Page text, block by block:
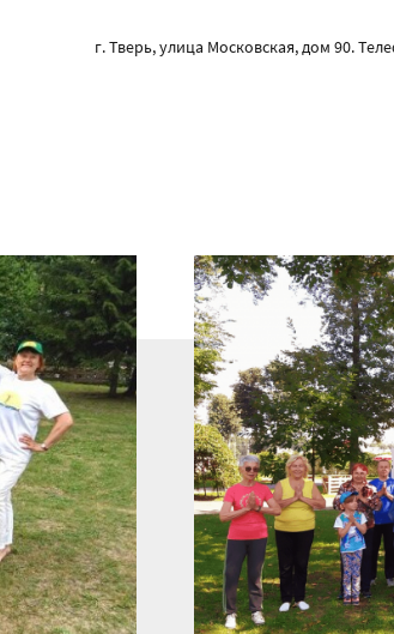
г. Тверь, улица Московская, дом 90.